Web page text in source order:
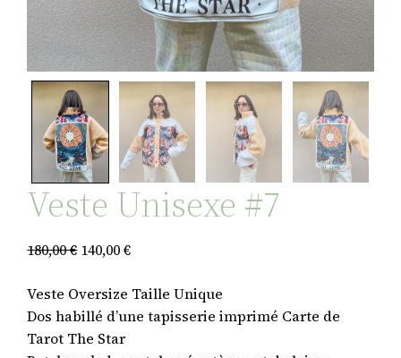
Veste Unisexe #7
180,00€ Le
initial
était :
180,00 €.
140,00€Le
actuel
est :
Veste Oversize Taille Unique
Dos habillé d’une tapisserie imprimé Carte de
Tarot The Star